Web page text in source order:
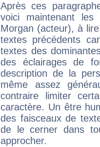
Après ces
voici maintenant
Morgan (acteur), à
textes précédents
textes des
des éclairages de
description de la
même assez
contraire limiter
caractère. Un être
des faisceaux de
de le cerner dans
approcher.